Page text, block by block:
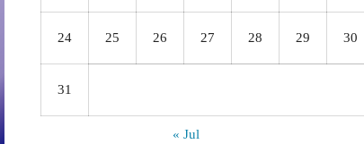
24 25 26 27 28 29 30
31
« Jul